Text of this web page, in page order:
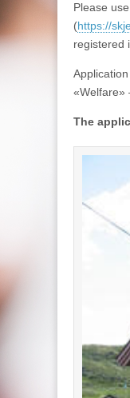
Please
(https://
registered
«Welfare»
The